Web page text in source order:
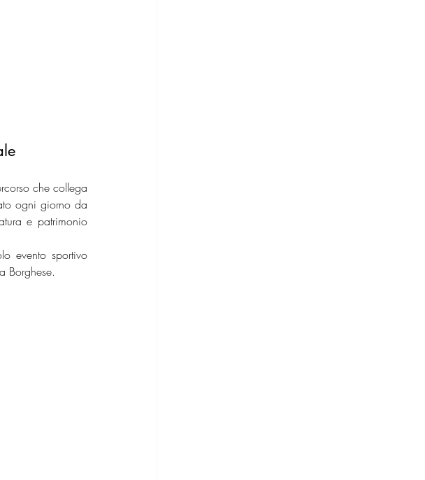
che collega
ogni giorno da
e patrimonio
evento sportivo
Borghese.